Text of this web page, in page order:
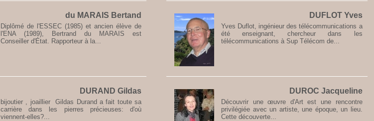
du MARAIS Bertand
Diplômé de l'ESSEC (1985) et ancien élève de
l'ENA (1989), Bertrand du MARAIS est
Conseiller d'État. Rapporteur à la...
DUFLOT Yves
Yves Duflot, ingénieur des télécommunications a
été enseignant, chercheur dans les
télécommunications à Sup Télécom de...
DURAND Gildas
bijoutier , joaillier Gildas Durand a fait toute sa
carrière dans les pierres précieuses: d'où
viennent-elles?...
DUROC Jacqueline
Découvrir une œuvre d'Art est une rencontre
privilégiée avec un artiste, une époque, un lieu.
Cette découverte...